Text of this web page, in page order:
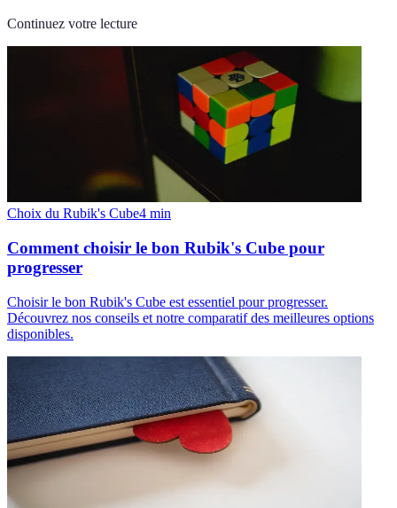
Continuez votre lecture
Choix du Rubik's Cube4 min
Comment choisir le bon Rubik's Cube pour
progresser
Choisir le bon Rubik's Cube est essentiel pour progresser.
Découvrez nos conseils et notre comparatif des meilleures options
disponibles.